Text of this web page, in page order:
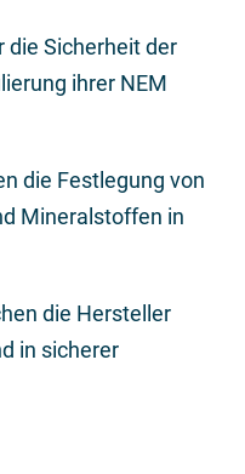
die Sicherheit der
ihrer NEM
die Festlegung von
Mineralstoffen in
die Hersteller
in sicherer